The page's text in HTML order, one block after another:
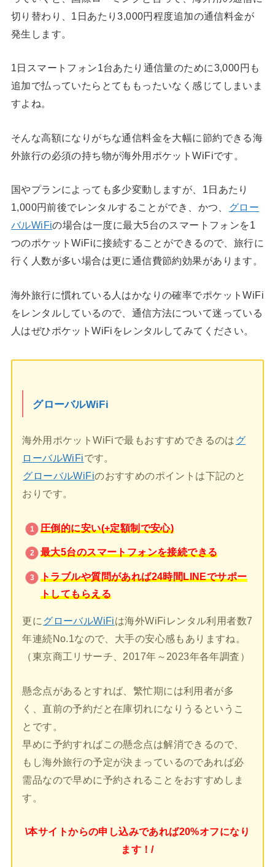
切り替わり、1日あたり3,000円程度追加の通信料金が
発生します。
1日スマートフォン1台あたり通信量のために3,000円も
追加で払っていたらとてももったいなく感じてしまいま
すよね。
そんな高額になりがちな通信料金を大幅に節約できる海
外旅行の必須の持ち物が海外用ポケットWiFiです。
国やプランによっても多少変動しますが、1日あたり
1,000円前後でレンタルすることができ、かつ、
グロー
バルWiFiの場合は一度に最大5台のスマートフォンを1
つのポケットWiFiに接続することができるので、旅行に
行く人数が多い場合は更に通信費節約効果があります。
海外旅行に慣れている人はかなりの確率でポケットWiFi
をレンタルしているので、通信方法について迷っている
人はぜひポケットWiFiをレンタルしてみてください。
グローバルWiFi
海外用ポケットWiFiで最もおすすめできるのは グ
ローバルWiFiです。
グローバルWiFiのおすすめのポイントは下記のと
おりです。
圧倒的に安い(+定額制で安心)
最大5台のスマートフォンを接続できる
トラブルや質問があれば24時間LINEでサポー
トしてもらえる
更に グローバルWiFiは海外WiFiレンタル利用者数7
年連続No.1なので、大手の安心感もありますね。
（東京商工リサーチ、2017年～2023年各年調査）
懸念点があるとすれば、繁忙期には利用者が多
く、直前の予約だと在庫切れになりうるというこ
とです。
早めに予約すればこの懸念点は解消できるので、
もし海外旅行の予定が決まっているのであれば必
需品なので早めに予約されることをおすすめしま
す。
\本サイトからの申し込みであれば20%オフになり
ます！/